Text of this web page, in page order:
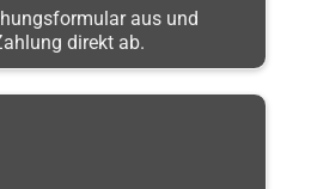
aus und
direkt ab.